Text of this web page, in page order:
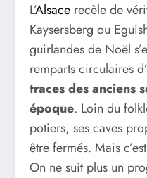
L’Alsace recèle de
Kaysersberg ou
guirlandes de Noël
remparts circulaires
traces des anciens
époque. Loin du
potiers, ses caves
être fermés. Mais
On ne suit plus un